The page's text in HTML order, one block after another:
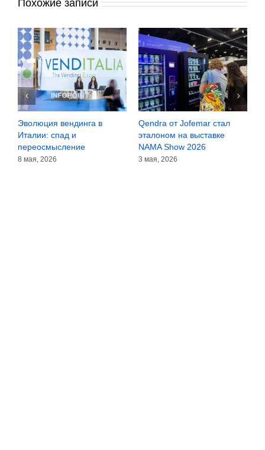
Похожие записи
Эволюция вендинга в
Италии: спад и
переосмысление
8 мая, 2026
Qendra от Jofemar стал
эталоном на выставке
NAMA Show 2026
3 мая, 2026